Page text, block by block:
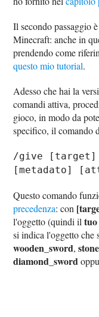
Il secondo passaggio
Minecraft: anche in
prendendo come
questo mio tutorial.
Adesso che hai la
comandi attiva,
gioco, in modo da
specifico, il comando
/give [target]
[metadato]
Questo comando
precedenza: con
l'oggetto (quindi il
si indica l'oggetto che
wooden_sword,
diamond_sword